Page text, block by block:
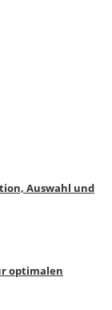
Auswahl und
optimalen